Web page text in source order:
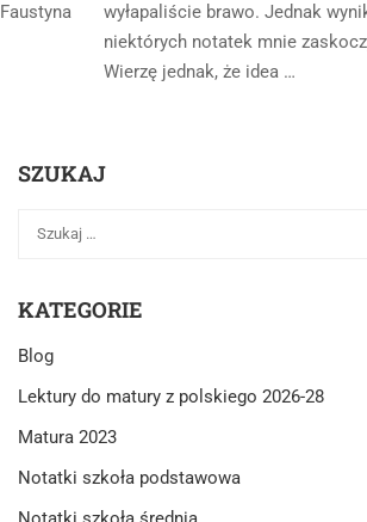
Faustyna
wyłapaliście brawo. Jednak
niektórych notatek mnie
Wierzę jednak, że idea …
SZUKAJ
KATEGORIE
Blog
Lektury do matury z polskiego 2026-28
Matura 2023
Notatki szkoła podstawowa